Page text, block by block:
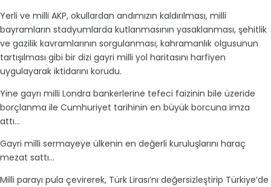
Yerli ve milli AKP, okullardan andımızın kaldırılması, milli
bayramların stadyumlarda kutlanmasının yasaklanması, şehitlik
ve gazilik kavramlarının sorgulanması, kahramanlık olgusunun
tartışılması gibi bir dizi gayri milli yol haritasını harfiyen
uygulayarak iktidarını korudu.
Yine gayrı milli Londra bankerlerine tefeci faizinin bile üzeride
borçlanma ile Cumhuriyet tarihinin en büyük borcuna imza
attı...
Gayri milli sermayeye ülkenin en değerli kuruluşlarını haraç
mezat sattı...
Milli parayı pula çevirerek, Türk Lirası’nı değersizleştirip Türkiye’de